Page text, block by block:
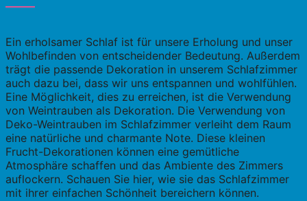
Ein erholsamer Schlaf ist für unsere Erholung und unser
Wohlbefinden von entscheidender Bedeutung. Außerdem
trägt die passende Dekoration in unserem Schlafzimmer
auch dazu bei, dass wir uns entspannen und wohlfühlen.
Eine Möglichkeit, dies zu erreichen, ist die Verwendung
von Weintrauben als Dekoration. Die Verwendung von
Deko-Weintrauben im Schlafzimmer verleiht dem Raum
eine natürliche und charmante Note. Diese kleinen
Frucht-Dekorationen können eine gemütliche
Atmosphäre schaffen und das Ambiente des Zimmers
auflockern. Schauen Sie hier, wie sie das Schlafzimmer
mit ihrer einfachen Schönheit bereichern können.